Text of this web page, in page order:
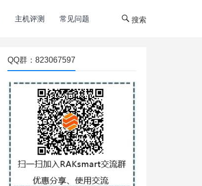
主机评测 常见问题 搜索
QQ群：823067597